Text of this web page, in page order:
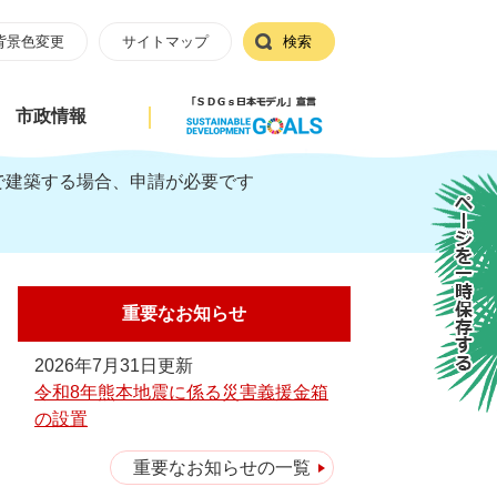
景色変更 サイトマップ 検索
市政情報
築する場合、申請が必要です
重要なお知らせ
2026年7月31日更新
令和8年熊本地震に係る災害義援金箱
の設置
重要なお知らせの一覧
ページを一時保存する